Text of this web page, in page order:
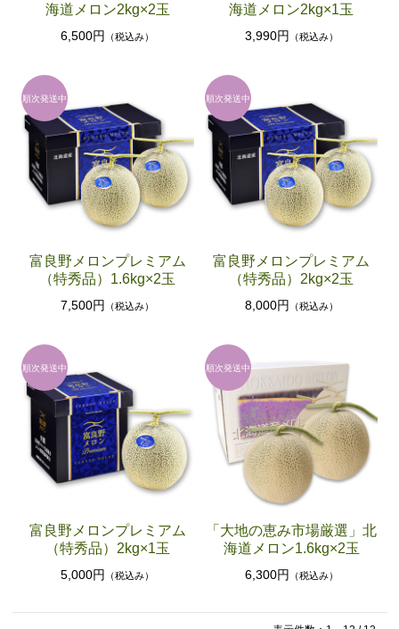
海道メロン2kg×2玉
6,500円 （税込み）
海道メロン2kg×1玉
3,990円 （税込み）
富良野メロンプレミアム
（特秀品）1.6kg×2玉
7,500円 （税込み）
富良野メロンプレミアム
（特秀品）2kg×2玉
8,000円 （税込み）
富良野メロンプレミアム
（特秀品）2kg×1玉
5,000円 （税込み）
「大地の恵み市場厳選」北
海道メロン1.6kg×2玉
6,300円 （税込み）